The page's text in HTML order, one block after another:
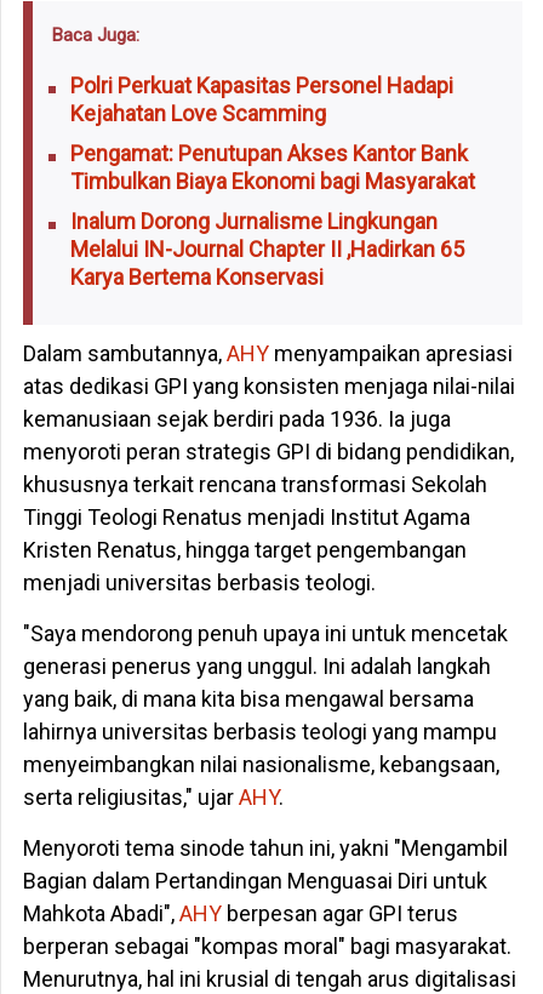
Baca Juga:
Polri Perkuat Kapasitas Personel Hadapi
Kejahatan Love Scamming
Pengamat: Penutupan Akses Kantor Bank
Timbulkan Biaya Ekonomi bagi Masyarakat
Inalum Dorong Jurnalisme Lingkungan
Melalui IN-Journal Chapter II ,Hadirkan 65
Karya Bertema Konservasi
Dalam sambutannya,AHYmenyampaikan apresiasi
atas dedikasi GPI yang konsisten menjaga nilai-nilai
kemanusiaan sejak berdiri pada 1936. Ia juga
menyoroti peran strategis GPI di bidang pendidikan,
khususnya terkait rencana transformasi Sekolah
Tinggi Teologi Renatus menjadi Institut Agama
Kristen Renatus, hingga target pengembangan
menjadi universitas berbasis teologi.
"Saya mendorong penuh upaya ini untuk mencetak
generasi penerus yang unggul. Ini adalah langkah
yang baik, di mana kita bisa mengawal bersama
lahirnya universitas berbasis teologi yang mampu
menyeimbangkan nilai nasionalisme, kebangsaan,
serta religiusitas," ujarAHY.
Menyoroti tema sinode tahun ini, yakni "Mengambil
Bagian dalam Pertandingan Menguasai Diri untuk
Mahkota Abadi",AHYberpesan agar GPI terus
berperan sebagai "kompas moral" bagi masyarakat.
Menurutnya, hal ini krusial di tengah arus digitalisasi